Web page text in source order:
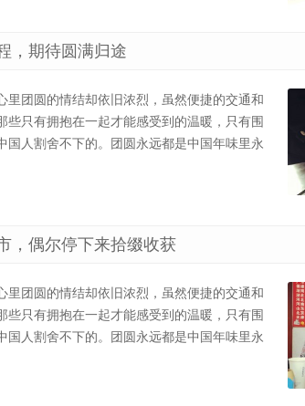
，期待圆满归途
里团圆的情结却依旧浓烈，虽然便捷的交通和
些只有拥抱在一起才能感受到的温暖，只有围
人割舍不下的。团圆永远都是中国年味里永
，偶尔停下来拾缀收获
里团圆的情结却依旧浓烈，虽然便捷的交通和
些只有拥抱在一起才能感受到的温暖，只有围
人割舍不下的。团圆永远都是中国年味里永